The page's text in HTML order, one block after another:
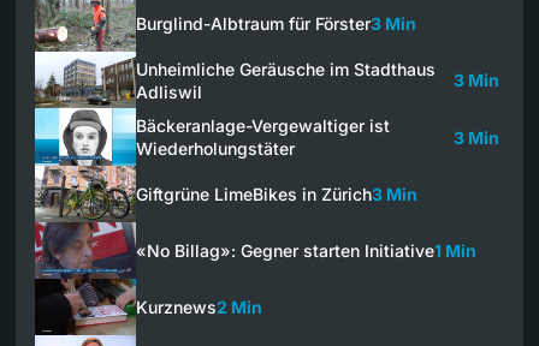
Burglind-Albtraum für Förster3 Min
Unheimliche Geräusche im Stadthaus
Adliswil
3 Min
Bäckeranlage-Vergewaltiger ist
Wiederholungstäter
3 Min
Giftgrüne LimeBikes in Zürich3 Min
«No Billag»: Gegner starten Initiative1 Min
Kurznews2 Min